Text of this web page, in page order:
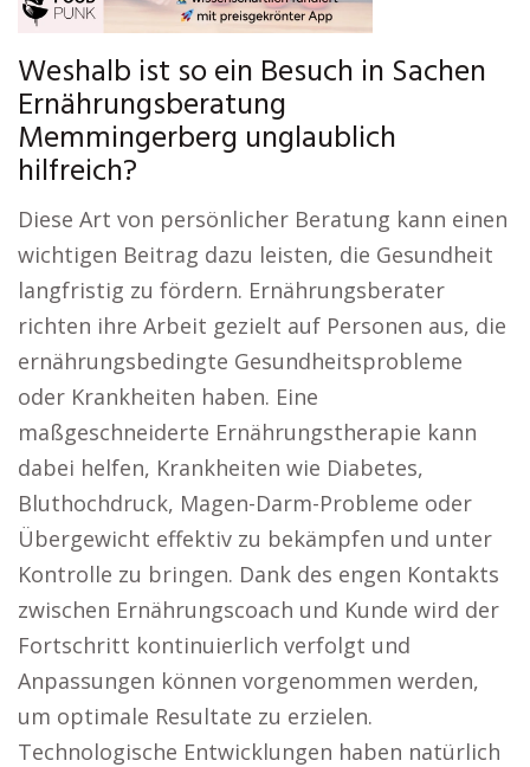
Weshalb ist so ein Besuch in Sachen
Ernährungsberatung
Memmingerberg unglaublich
hilfreich?
Diese Art von persönlicher Beratung kann einen
wichtigen Beitrag dazu leisten, die Gesundheit
langfristig zu fördern. Ernährungsberater
richten ihre Arbeit gezielt auf Personen aus, die
ernährungsbedingte Gesundheitsprobleme
oder Krankheiten haben. Eine
maßgeschneiderte Ernährungstherapie kann
dabei helfen, Krankheiten wie Diabetes,
Bluthochdruck, Magen-Darm-Probleme oder
Übergewicht effektiv zu bekämpfen und unter
Kontrolle zu bringen. Dank des engen Kontakts
zwischen Ernährungscoach und Kunde wird der
Fortschritt kontinuierlich verfolgt und
Anpassungen können vorgenommen werden,
um optimale Resultate zu erzielen.
Technologische Entwicklungen haben natürlich